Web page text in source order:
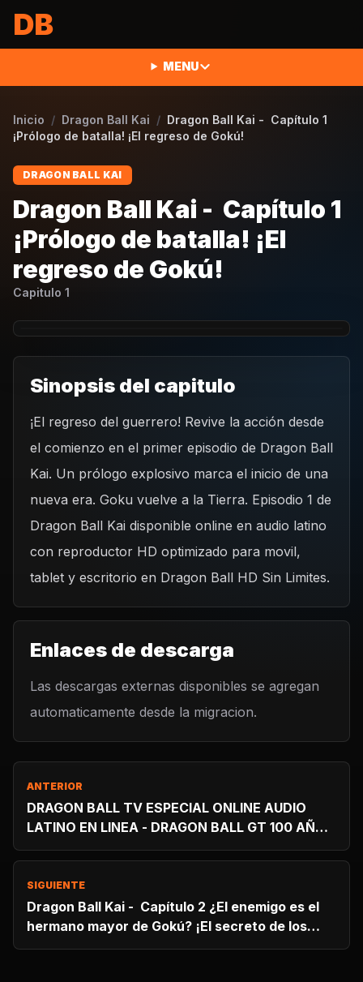
DB
MENU
Inicio / Dragon Ball Kai / Dragon Ball Kai - Capítulo 1
¡Prólogo de batalla! ¡El regreso de Gokú!
DRAGON BALL KAI
Dragon Ball Kai - Capítulo 1
¡Prólogo de batalla! ¡El
regreso de Gokú!
Capitulo 1
REPRODUCIR CAPITULO
Dragon Ball Kai - Capítulo 1 ¡Prólogo de batalla! ¡El
CARGAR REPRODUCTOR
Sinopsis del capitulo
¡El regreso del guerrero! Revive la acción desde
el comienzo en el primer episodio de Dragon Ball
Kai. Un prólogo explosivo marca el inicio de una
nueva era. Goku vuelve a la Tierra. Episodio 1 de
Dragon Ball Kai disponible online en audio latino
con reproductor HD optimizado para movil,
tablet y escritorio en Dragon Ball HD Sin Limites.
Enlaces de descarga
Las descargas externas disponibles se agregan
automaticamente desde la migracion.
ANTERIOR
DRAGON BALL TV ESPECIAL ONLINE AUDIO
LATINO EN LINEA - DRAGON BALL GT 100 AÑOS
DESPUES
SIGUIENTE
Dragon Ball Kai - Capítulo 2 ¿El enemigo es el
hermano mayor de Gokú? ¡El secreto de los
poderosos guerreros saiyajin!